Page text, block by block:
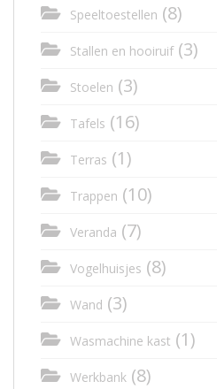
Speeltoestellen (8)
Stallen en hooiruif(3)
Stoelen (3)
Tafels (16)
Terras (1)
Trappen (10)
Veranda (7)
Vogelhuisjes (8)
Wand (3)
Wasmachine kast (1)
Werkbank (8)